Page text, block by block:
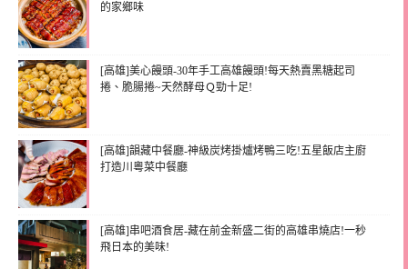
的家鄉味
[高雄]美心饅頭-30年手工高雄饅頭!每天熱賣黑糖起司
捲、脆腸捲~天然酵母Ｑ勁十足!
[高雄]韻藏中餐廳-神級炭烤掛爐烤鴨三吃!五星飯店主廚
打造川粵菜中餐廳
[高雄]串吧酒食居-藏在前金新盛二街的高雄串燒店!一秒
飛日本的美味!